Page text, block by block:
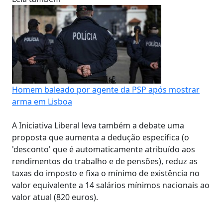
Homem baleado por agente da PSP após mostrar
arma em Lisboa
A Iniciativa Liberal leva também a debate uma
proposta que aumenta a dedução específica (o
'desconto' que é automaticamente atribuído aos
rendimentos do trabalho e de pensões), reduz as
taxas do imposto e fixa o mínimo de existência no
valor equivalente a 14 salários mínimos nacionais ao
valor atual (820 euros).